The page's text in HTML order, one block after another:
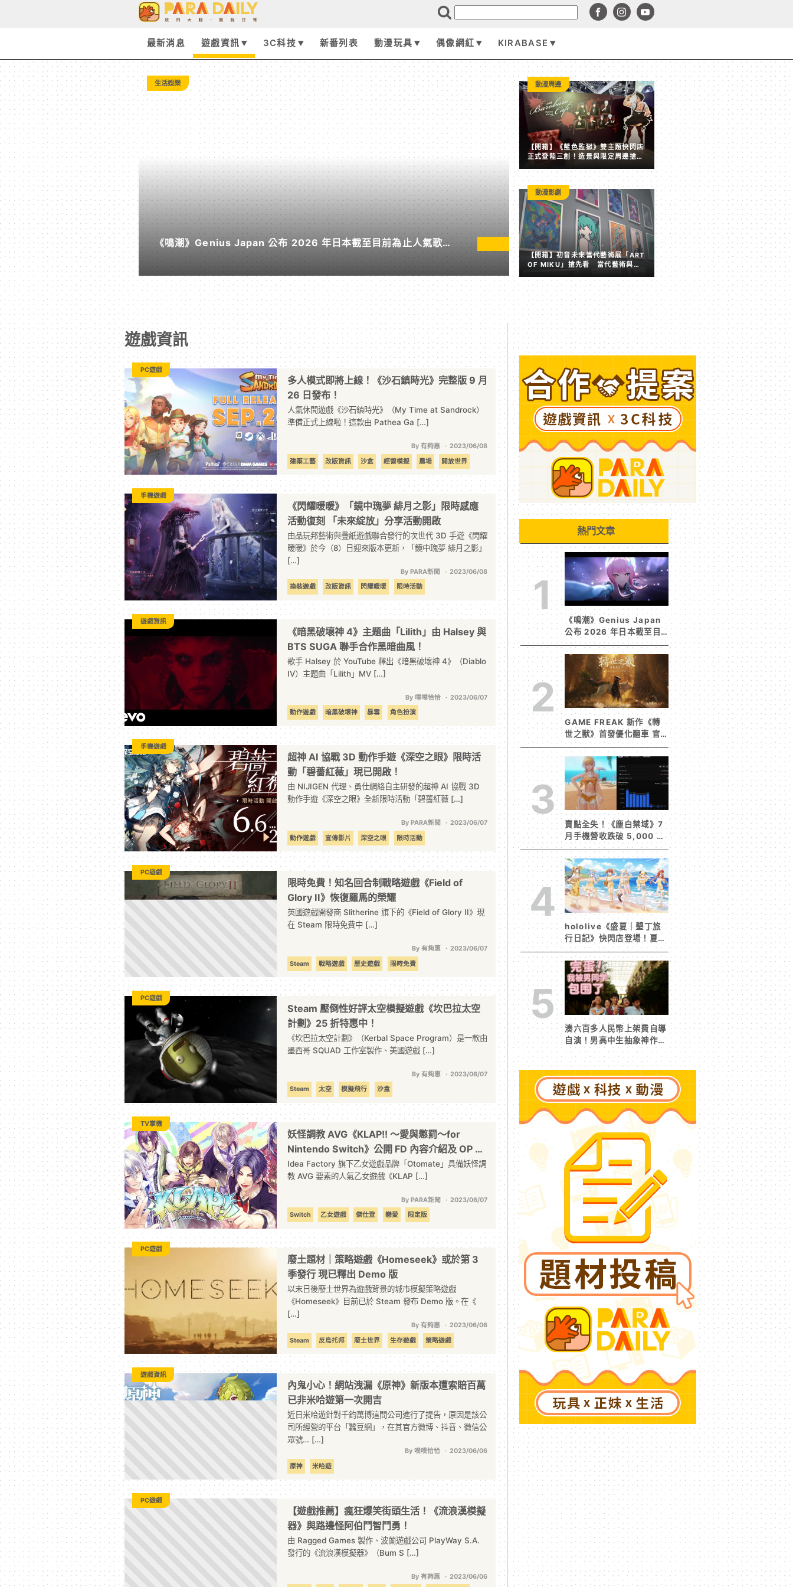
資
訊
-
Paradaily
-
遊
戲
｜
動
漫
二
次
元
｜
3C
科
技
全
方
位
資
訊
平
台
最新消息 遊戲資訊 3C科技 新番列表 動漫玩具 偶像網紅 KIRABASE
生活娛樂
《鳴潮》Genius Japan 公布 2026 年日本截至目前為止人氣歌單
《遠航星的告別》&《自無垠處歸航之星》入榜
遊戲資訊
賣點全失！《塵白禁域》7 月手機營收跌破 5,000 美元
後玩家大量流失
【開箱】《藍色監獄》雙主題快閃店
正式登陸三創！造景與限定周邊搶先
動漫周邊
【開箱】初音未來當代藝術展「ART
OF MIKU」搶先看 當代藝術與虛
擬歌姬激盪出的全新火花
動漫影劇
遊戲資訊
PC遊戲
多人模式即將上線！《沙石鎮時光》完整版 9 月
26 日發布！
人氣休閒遊戲《沙石鎮時光》（My Time at Sandrock）
準備正式上線啦！這款由 Pathea Ga […]
By 有夠惠
2023/06/08
建築工藝
改版資訊 沙盒 經營模擬 農場 開放世界
手機遊戲
《閃耀暖暖》「鏡中瑰夢 緋月之影」限時感應
活動復刻 「未來綻放」分享活動開啟
由品玩邦藝術與疊紙遊戲聯合發行的次世代 3D 手遊《閃耀
暖暖》於今（8）日迎來版本更新，「鏡中瑰夢 緋月之影」
[…]
By PARA新聞
2023/06/08
換裝遊戲
改版資訊 閃耀暖暖 限時活動
遊戲資訊
《暗黑破壞神 4》主題曲「Lilith」由 Halsey 與
BTS SUGA 聯手合作黑暗曲風！
歌手 Halsey 於 YouTube 釋出《暗黑破壞神 4》（Diablo
IV）主題曲「Lilith」MV […]
By 噗噗恰恰
2023/06/07
動作遊戲
暗黑破壞神 暴雪 角色扮演
手機遊戲
超神 AI 協戰 3D 動作手遊《深空之眼》限時活
動「碧薔紅薇」現已開啟！
由 NIJIGEN 代理、勇仕網絡自主研發的超神 AI 協戰 3D
動作手遊《深空之眼》全新限時活動「碧薔紅薇 […]
By PARA新聞
2023/06/07
動作遊戲
宣傳影片 深空之眼 限時活動
PC遊戲
限時免費！知名回合制戰略遊戲《Field of
Glory II》恢復羅馬的榮耀
英國遊戲開發商 Slitherine 旗下的《Field of Glory II》現
在 Steam 限時免費中 […]
By 有夠惠
2023/06/07
Steam
戰略遊戲 歷史遊戲 限時免費
PC遊戲
Steam 壓倒性好評太空模擬遊戲《坎巴拉太空
計劃》25 折特惠中！
《坎巴拉太空計劃》（Kerbal Space Program）是一款由
墨西哥 SQUAD 工作室製作、美國遊戲 […]
By 有夠惠
2023/06/07
Steam
太空 模擬飛行 沙盒
TV掌機
妖怪調教 AVG《KLAP!! ～愛與懲罰～for
Nintendo Switch》公開 FD 內容介紹及 OP 影
片
Idea Factory 旗下乙女遊戲品牌「Otomate」具備妖怪調
教 AVG 要素的人氣乙女遊戲《KLAP […]
By PARA新聞
2023/06/07
Switch
乙女遊戲 傑仕登 戀愛 限定版
PC遊戲
廢土題材｜策略遊戲《Homeseek》或於第 3
季發行 現已釋出 Demo 版
以末日後廢土世界為遊戲背景的城市模擬策略遊戲
《Homeseek》目前已於 Steam 發布 Demo 版。在《
[…]
By 有夠惠
2023/06/06
Steam
反烏托邦 廢土世界 生存遊戲 策略遊戲
經營模擬
遊戲資訊
內鬼小心！網站洩漏《原神》新版本遭索賠百萬
已非米哈遊第一次開吉
近日米哈遊針對千鈞萬博這間公司進行了提告，原因是該公
司所經營的平台「蠶豆網」，在其官方微博、抖音、微信公
眾號… […]
By 噗噗恰恰
2023/06/06
原神
米哈遊
PC遊戲
【遊戲推薦】瘋狂爆笑街頭生活！《流浪漢模擬
器》與路邊怪阿伯鬥智鬥勇！
由 Ragged Games 製作、波蘭遊戲公司 PlayWay S.A.
發行的《流浪漢模擬器》（Bum S […]
By 有夠惠 2023/06/06
熱門文章
1
《鳴潮》Genius Japan
公布 2026 年日本截至目
前為止人氣歌單《遠航星的
告別》&《自無垠處歸航之
星》入榜
2
GAME FREAK 新作《轉
世之獸》首發優化翻車 官
方急發聲明承諾提供大量更
新彌補
3
賣點全失！《塵白禁域》7
月手機營收跌破 5,000 美
元 停服整改後玩家大量流
失
4
hololive《盛夏｜墾丁旅
行日記》快閃店登場！夏日
風情限定周邊首度公開
5
湊六百多人民幣上架費自導
自演！男高中生抽象神作
《完蛋！我被男同學包圍
了》突然爆紅